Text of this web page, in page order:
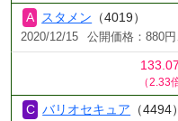
スタメン （4019）
2020/12/15 公開価格：880
（2.33
バリオセキュア （4494）